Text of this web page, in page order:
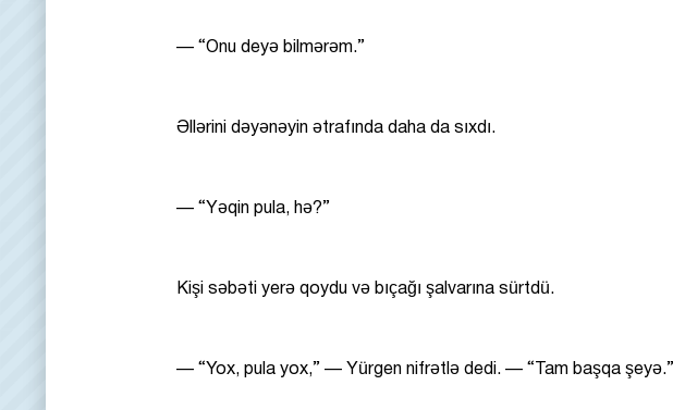
— “Onu deyə bilmərəm.”
Əllərini dəyənəyin ətrafında daha da sıxdı.
— “Yəqin pula, hə?”
Kişi səbəti yerə qoydu və bıçağı şalvarına sürtdü.
— “Yox, pula yox,” — Yürgen nifrətlə dedi. — “Tam başqa şeyə.”